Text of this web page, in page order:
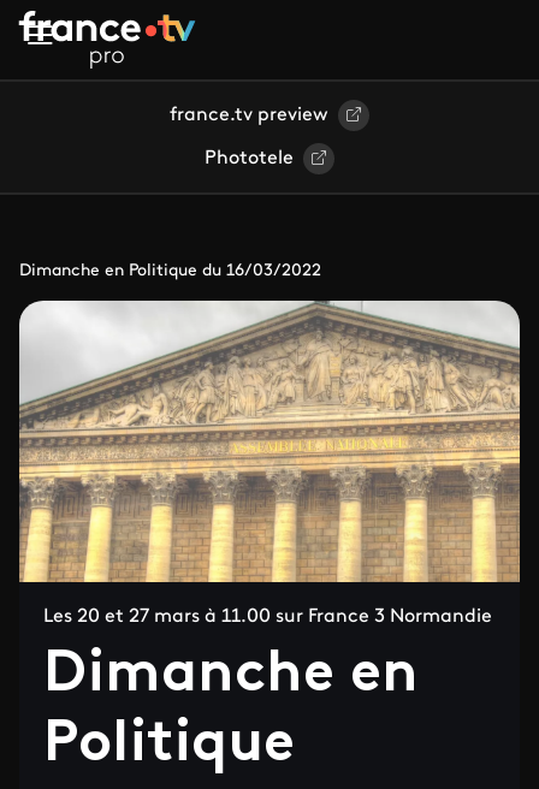
Aller au contenu principal
france.tv preview
Phototele
Dimanche en Politique du 16/03/2022
Les 20 et 27 mars à 11.00 sur France 3 Normandie
Dimanche en
Politique